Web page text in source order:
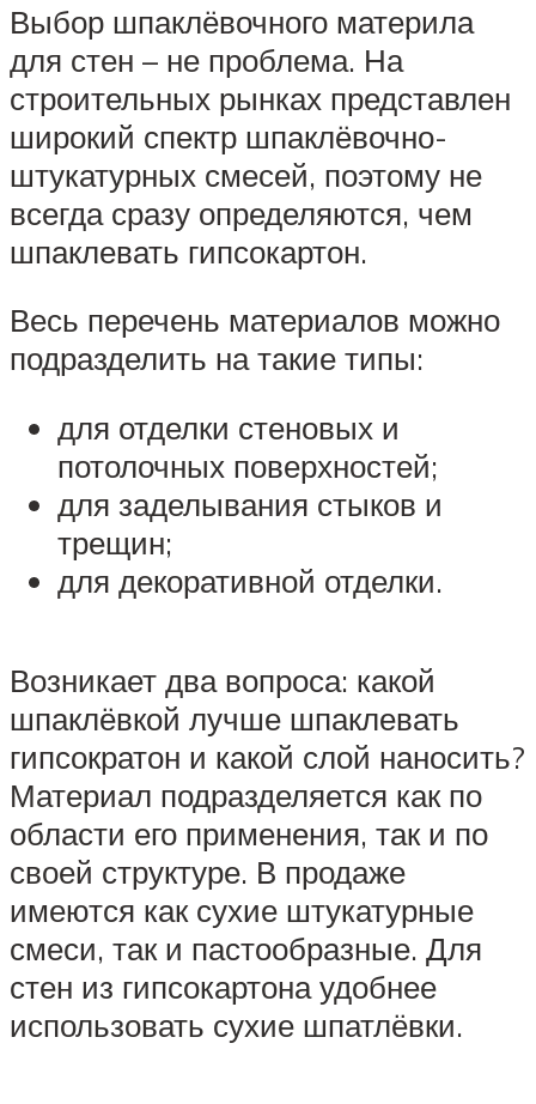
Выбор шпаклёвочного материла
для стен – не проблема. На
строительных рынках представлен
широкий спектр шпаклёвочно-
штукатурных смесей, поэтому не
всегда сразу определяются, чем
шпаклевать гипсокартон.
Весь перечень материалов можно
подразделить на такие типы:
для отделки стеновых и
потолочных поверхностей;
для заделывания стыков и
трещин;
для декоративной отделки.
Возникает два вопроса: какой
шпаклёвкой лучше шпаклевать
гипсократон и какой слой наносить?
Материал подразделяется как по
области его применения, так и по
своей структуре. В продаже
имеются как сухие штукатурные
смеси, так и пастообразные. Для
стен из гипсокартона удобнее
использовать сухие шпатлёвки.